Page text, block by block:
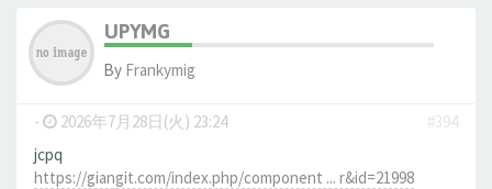
UPYMG
By Frankymig
- 2026年7月28日(火) 23:24
#394
jcpq
https://giangit.com/index.php/component ... r&id=21998